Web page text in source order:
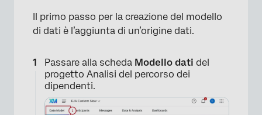
Il primo passo per la creazione del modello
di dati è l’aggiunta di un’origine dati.
Passare alla scheda Modello dati del
progetto Analisi del percorso dei
dipendenti.